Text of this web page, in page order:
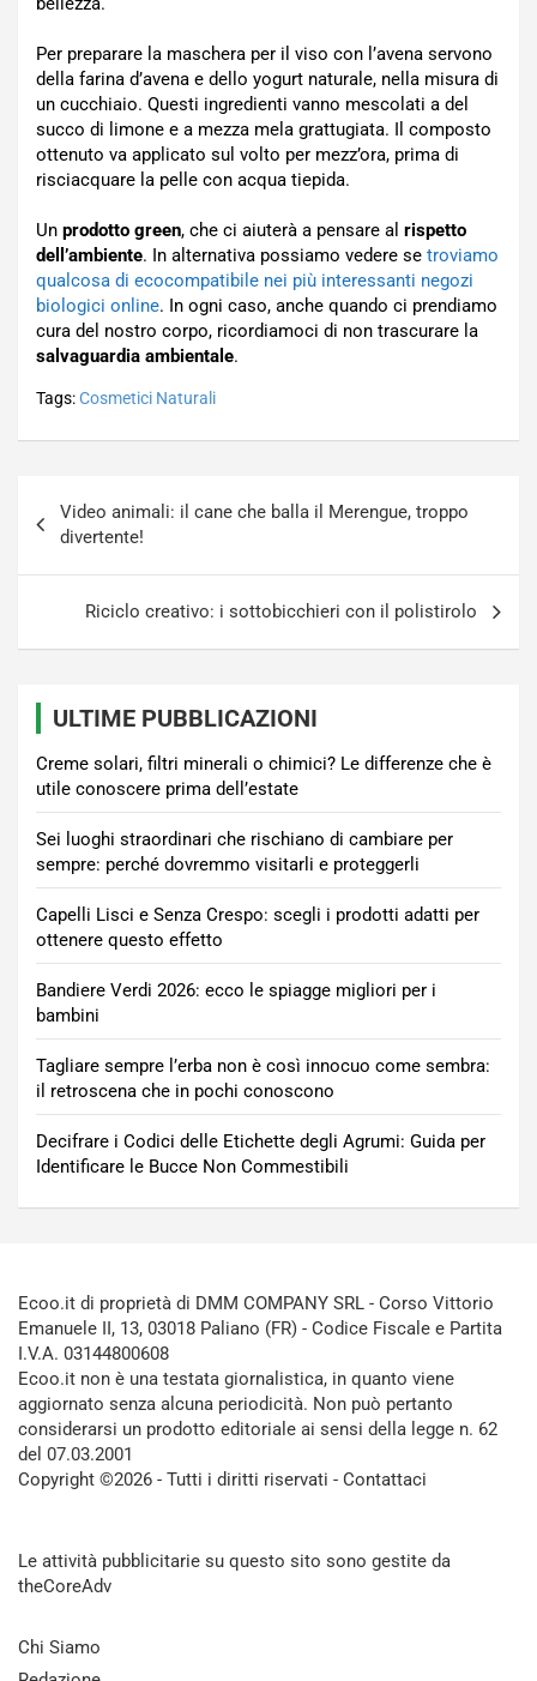
Per preparare la maschera per il viso con l’avena servono
della farina d’avena e dello yogurt naturale, nella misura di
un cucchiaio. Questi ingredienti vanno mescolati a del
succo di limone e a mezza mela grattugiata. Il composto
ottenuto va applicato sul volto per mezz’ora, prima di
risciacquare la pelle con acqua tiepida.
Un prodotto green, che ci aiuterà a pensare al rispetto
dell’ambiente. In alternativa possiamo vedere se troviamo
qualcosa di ecocompatibile nei più interessanti negozi
biologici online. In ogni caso, anche quando ci prendiamo
cura del nostro corpo, ricordiamoci di non trascurare la
salvaguardia ambientale.
Tags:Cosmetici Naturali
articoli
Video animali: il cane che balla il Merengue, troppo
divertente!
Riciclo creativo: i sottobicchieri con il polistirolo
ULTIME PUBBLICAZIONI
Creme solari, filtri minerali o chimici? Le differenze che è
utile conoscere prima dell’estate
Sei luoghi straordinari che rischiano di cambiare per
sempre: perché dovremmo visitarli e proteggerli
Capelli Lisci e Senza Crespo: scegli i prodotti adatti per
ottenere questo effetto
Bandiere Verdi 2026: ecco le spiagge migliori per i
bambini
Tagliare sempre l’erba non è così innocuo come sembra:
il retroscena che in pochi conoscono
Decifrare i Codici delle Etichette degli Agrumi: Guida per
Identificare le Bucce Non Commestibili
Ecoo.it di proprietà di DMM COMPANY SRL - Corso Vittorio
Emanuele II, 13, 03018 Paliano (FR) - Codice Fiscale e Partita
I.V.A. 03144800608
Ecoo.it non è una testata giornalistica, in quanto viene
aggiornato senza alcuna periodicità. Non può pertanto
considerarsi un prodotto editoriale ai sensi della legge n. 62
del 07.03.2001
Copyright ©2026 - Tutti i diritti riservati - Contattaci
Le attività pubblicitarie su questo sito sono gestite da
theCoreAdv
Chi Siamo